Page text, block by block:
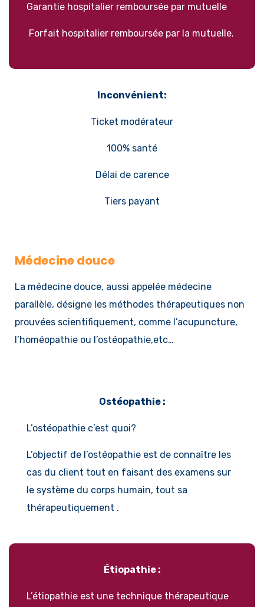
Garantie hospitalier remboursée par mutuelle
Forfait hospitalier remboursée par la mutuelle.
Inconvénient:
Ticket modérateur
100% santé
Délai de carence
Tiers payant
Médecine douce
La médecine douce, aussi appelée médecine
parallèle, désigne les méthodes thérapeutiques non
prouvées scientifiquement, comme l’acupuncture,
l’homéopathie ou l’ostéopathie,etc…
Ostéopathie :
L’ostéopathie c’est quoi?
L’objectif de l’ostéopathie est de connaître les
cas du client tout en faisant des examens sur
le système du corps humain, tout sa
thérapeutiquement .
Étiopathie :
L’étiopathie est une technique thérapeutique